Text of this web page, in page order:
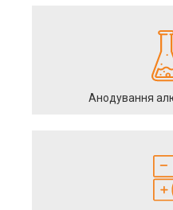
Анодування